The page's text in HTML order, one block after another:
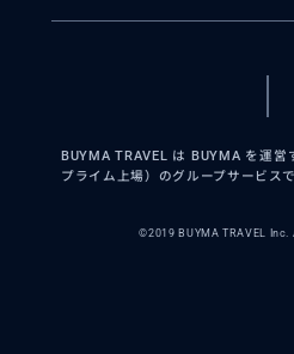
BUYMA TRAVEL は BUYMA を運
プライム上場）のグループサービスで
©2019 BUYMA TRAVEL